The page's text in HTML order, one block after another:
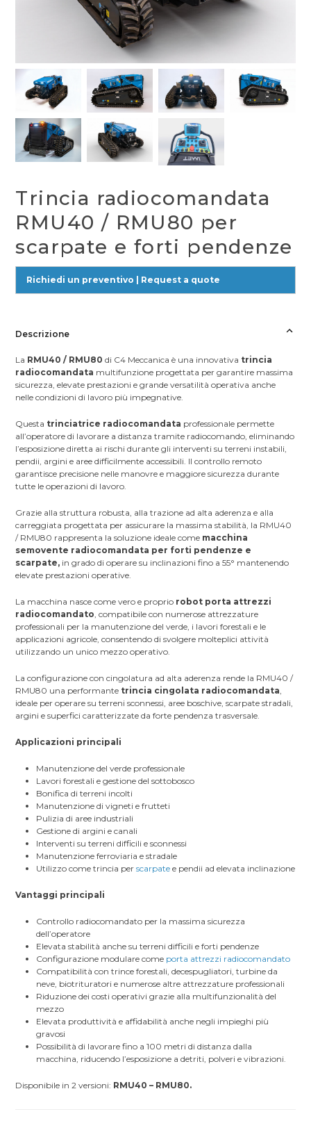
Trincia radiocomandata
RMU40 / RMU80 per
scarpate e forti pendenze
Richiedi un preventivo | Request a quote
Descrizione
La RMU40 / RMU80 di C4 Meccanica è una innovativa trincia
radiocomandata multifunzione progettata per garantire massima
sicurezza, elevate prestazioni e grande versatilità operativa anche
nelle condizioni di lavoro più impegnative.
Questa trinciatrice radiocomandata professionale permette
all’operatore di lavorare a distanza tramite radiocomando, eliminando
l’esposizione diretta ai rischi durante gli interventi su terreni instabili,
pendii, argini e aree difficilmente accessibili. Il controllo remoto
garantisce precisione nelle manovre e maggiore sicurezza durante
tutte le operazioni di lavoro.
Grazie alla struttura robusta, alla trazione ad alta aderenza e alla
carreggiata progettata per assicurare la massima stabilità, la RMU40
/ RMU80 rappresenta la soluzione ideale come macchina
semovente radiocomandata per forti pendenze e
scarpate, in grado di operare su inclinazioni fino a 55° mantenendo
elevate prestazioni operative.
La macchina nasce come vero e proprio robot porta attrezzi
radiocomandato, compatibile con numerose attrezzature
professionali per la manutenzione del verde, i lavori forestali e le
applicazioni agricole, consentendo di svolgere molteplici attività
utilizzando un unico mezzo operativo.
La configurazione con cingolatura ad alta aderenza rende la RMU40 /
RMU80 una performante trincia cingolata radiocomandata,
ideale per operare su terreni sconnessi, aree boschive, scarpate stradali,
argini e superfici caratterizzate da forte pendenza trasversale.
Applicazioni principali
Manutenzione del verde professionale
Lavori forestali e gestione del sottobosco
Bonifica di terreni incolti
Manutenzione di vigneti e frutteti
Pulizia di aree industriali
Gestione di argini e canali
Interventi su terreni difficili e sconnessi
Manutenzione ferroviaria e stradale
Utilizzo come trincia perscarpate e pendii ad elevata inclinazione
Vantaggi principali
Controllo radiocomandato per la massima sicurezza
dell’operatore
Elevata stabilità anche su terreni difficili e forti pendenze
Configurazione modulare come porta attrezzi radiocomandato
Compatibilità con trince forestali, decespugliatori, turbine da
neve, biotrituratori e numerose altre attrezzature professionali
Riduzione dei costi operativi grazie alla multifunzionalità del
mezzo
Elevata produttività e affidabilità anche negli impieghi più
gravosi
Possibilità di lavorare fino a 100 metri di distanza dalla
macchina, riducendo l’esposizione a detriti, polveri e vibrazioni.
Disponibile in 2 versioni: RMU40 – RMU80.